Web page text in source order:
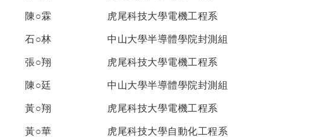
陳○霖 虎尾科技大學電機工程系
石○林 中山大學半導體學院封測組
張○翔 虎尾科技大學電機工程系
陳○廷 中山大學半導體學院封測組
黃○翔 虎尾科技大學電機工程系
黃○華 虎尾科技大學自動化工程系